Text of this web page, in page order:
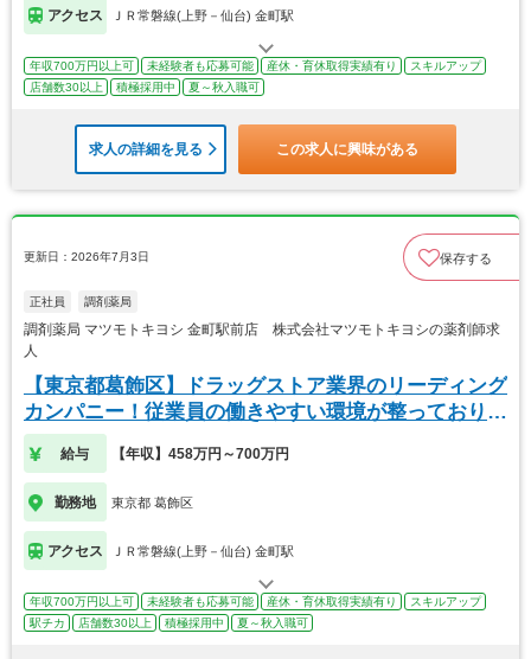
アクセス ＪＲ常磐線(上野－仙台) 金町駅
年収700万円以上可 未経験者も応募可能 産休・育休取得実績有り
スキルアップ
店舗数30以上
積極採用中 夏～秋入職可
求人の詳細を見る この求人に興味がある
更新日：2026年7月3日 保存する
正社員 調剤薬局
調剤薬局 マツモトキヨシ 金町駅前店 株式会社マツモトキヨシの薬剤師求
人
【東京都葛飾区】ドラッグストア業界のリーディング
カンパニー！従業員の働きやすい環境が整っておりま
す！
給与 【年収】458万円～700万円
勤務地 東京都 葛飾区
アクセス ＪＲ常磐線(上野－仙台) 金町駅
年収700万円以上可 未経験者も応募可能 産休・育休取得実績有り
スキルアップ
駅チカ
店舗数30以上 積極採用中 夏～秋入職可